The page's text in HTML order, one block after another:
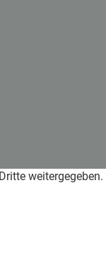
weitergegeben.